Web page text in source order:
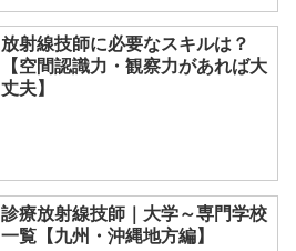
放射線技師に必要なスキルは？
【空間認識力・観察力があれば大
丈夫】
診療放射線技師｜大学～専門学校
一覧【九州・沖縄地方編】